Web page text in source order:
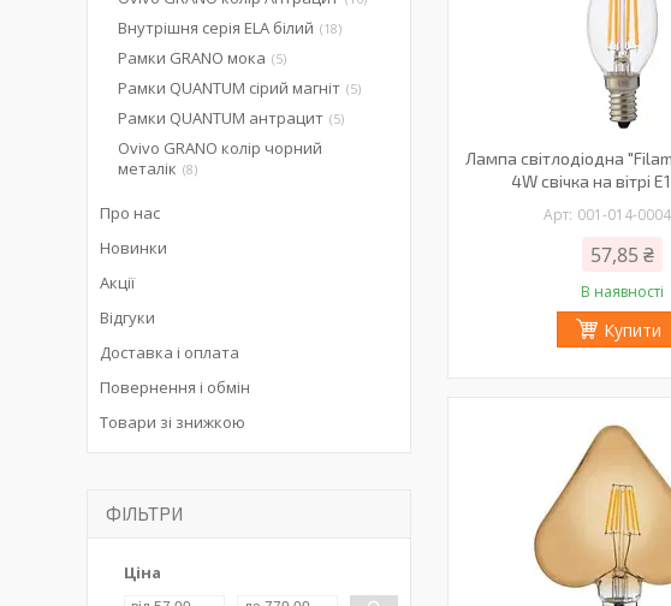
Лампа світлодіодна
4W свічка на вітрі
001-014-
57,85 ₴
В наявності
Купити
Внутрішня серія ELA білий 18
Рамки GRANO мока 5
Рамки QUANTUM сірий магніт 5
Рамки QUANTUM антрацит 5
Ovivo GRANO колір чорний
металік 8
Про нас
Новинки
Акції
Відгуки
Доставка і оплата
Повернення і обмін
Товари зі знижкою
ФІЛЬТРИ
Ціна